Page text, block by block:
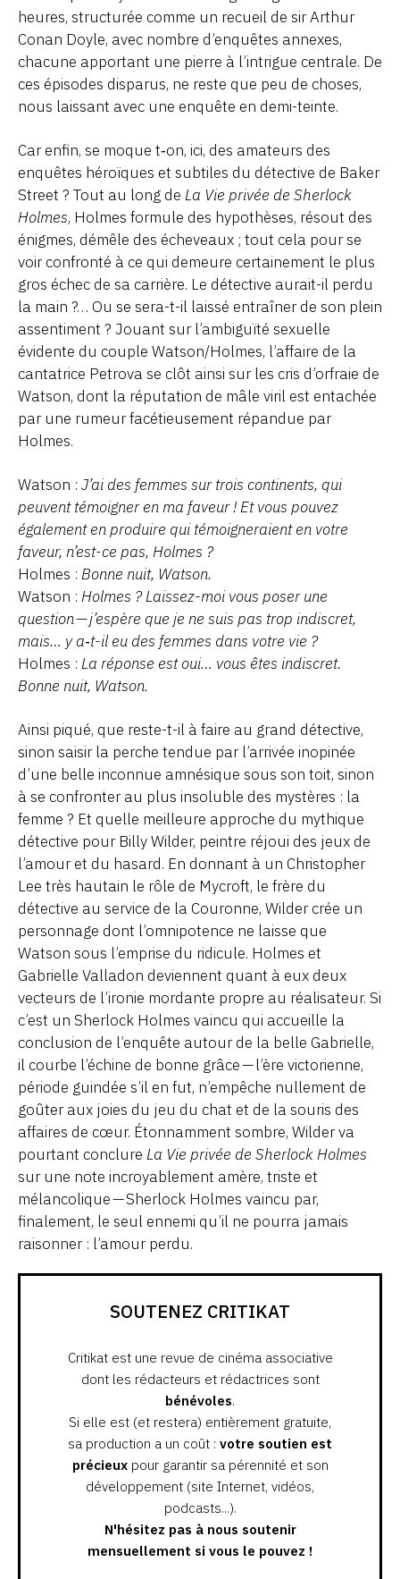
heures, structurée comme un recueil de sir Arthur
Conan Doyle, avec nombre d’enquêtes annexes,
chacune apportant une pierre à l’intrigue centrale. De
ces épisodes disparus, ne reste que peu de choses,
nous laissant avec une enquête en demi-teinte.
Car enfin, se moque t‑on, ici, des amateurs des
enquêtes héroïques et subtiles du détective de Baker
Street ? Tout au long de La Vie privée de Sherlock
Holmes, Holmes formule des hypothèses, résout des
énigmes, démêle des écheveaux ; tout cela pour se
voir confronté à ce qui demeure certainement le plus
gros échec de sa carrière. Le détective aurait-il perdu
la main ?… Ou se sera-t-il laissé entraîner de son plein
assentiment ? Jouant sur l’ambiguïté sexuelle
évidente du couple Watson/Holmes, l’affaire de la
cantatrice Petrova se clôt ainsi sur les cris d’orfraie de
Watson, dont la réputation de mâle viril est entachée
par une rumeur facétieusement répandue par
Holmes.
Watson : J’ai des femmes sur trois continents, qui
peuvent témoigner en ma faveur ! Et vous pouvez
également en produire qui témoigneraient en votre
faveur, n’est-ce pas, Holmes ?
Holmes : Bonne nuit, Watson.
Watson : Holmes ? Laissez-moi vous poser une
question — j’espère que je ne suis pas trop indiscret,
mais… y a‑t-il eu des femmes dans votre vie ?
Holmes : La réponse est oui… vous êtes indiscret.
Bonne nuit, Watson.
Ainsi piqué, que reste-t-il à faire au grand détective,
sinon saisir la perche tendue par l’arrivée inopinée
d’une belle inconnue amnésique sous son toit, sinon
à se confronter au plus insoluble des mystères : la
femme ? Et quelle meilleure approche du mythique
détective pour Billy Wilder, peintre réjoui des jeux de
l’amour et du hasard. En donnant à un Christopher
Lee très hautain le rôle de Mycroft, le frère du
détective au service de la Couronne, Wilder crée un
personnage dont l’omnipotence ne laisse que
Watson sous l’emprise du ridicule. Holmes et
Gabrielle Valladon deviennent quant à eux deux
vecteurs de l’ironie mordante propre au réalisateur. Si
c’est un Sherlock Holmes vaincu qui accueille la
conclusion de l’enquête autour de la belle Gabrielle,
il courbe l’échine de bonne grâce — l’ère victorienne,
période guindée s’il en fut, n’empêche nullement de
goûter aux joies du jeu du chat et de la souris des
affaires de cœur. Étonnamment sombre, Wilder va
pourtant conclure La Vie privée de Sherlock Holmes
sur une note incroyablement amère, triste et
mélancolique — Sherlock Holmes vaincu par,
finalement, le seul ennemi qu’il ne pourra jamais
raisonner : l’amour perdu.
SOUTENEZ CRITIKAT
Critikat est une revue de cinéma associative
dont les rédacteurs et rédactrices sont
bénévoles.
Si elle est (et restera) entièrement gratuite,
sa production a un coût : votre soutien est
précieuxpour garantir sa pérennité et son
développement (site Internet, vidéos,
podcasts...).
N'hésitez pas à nous soutenir
mensuellement si vous le pouvez !